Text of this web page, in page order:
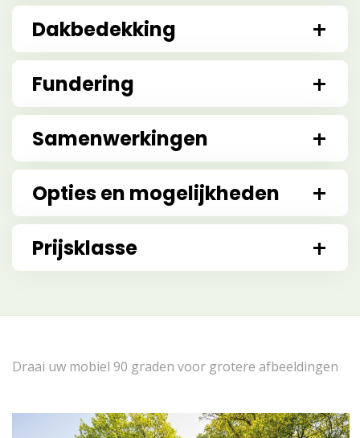
Dakbedekking
Fundering
Samenwerkingen
Opties en mogelijkheden
Prijsklasse
Draai uw mobiel 90 graden voor grotere afbeeldingen